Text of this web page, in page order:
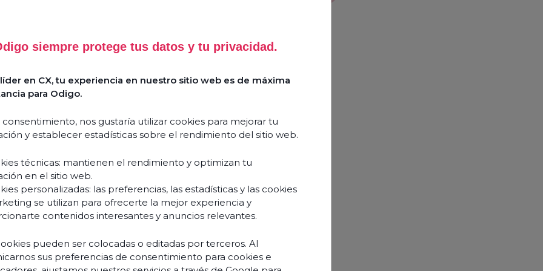
siempre protege tus datos y tu privacidad.
en CX, tu experiencia en nuestro sitio web es de máxima
para Odigo.
consentimiento, nos gustaría utilizar cookies para mejorar tu
y establecer estadísticas sobre el rendimiento del sitio web.
técnicas: mantienen el rendimiento y optimizan tu
en el sitio web.
personalizadas: las preferencias, las estadísticas y las cookies
se utilizan para ofrecerte la mejor experiencia y
contenidos interesantes y anuncios relevantes.
pueden ser colocadas o editadas por terceros. Al
sus preferencias de consentimiento para cookies e
Success
Guides
&
blancs
Blogs
Podcasts
Comment
AI
réinvente
client
et
vos
équipes
Découvrir
À propos